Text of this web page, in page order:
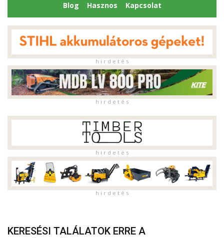
Blog
Hasznos Kapcsolat
h i r d e t é s
h i r d e t é s
h i r d e t é s
h i r d e t é s
KERESÉSI TALÁLATOK ERRE A